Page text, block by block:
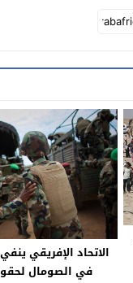
الاتحاد الإفريقي
في الصومال